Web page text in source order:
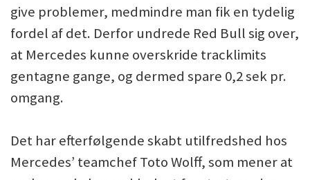
give problemer, medmindre man fik en tydelig
fordel af det. Derfor undrede Red Bull sig over,
at Mercedes kunne overskride tracklimits
gentagne gange, og dermed spare 0,2 sek pr.
omgang.
Det har efterfølgende skabt utilfredshed hos
Mercedes’ teamchef Toto Wolff, som mener at